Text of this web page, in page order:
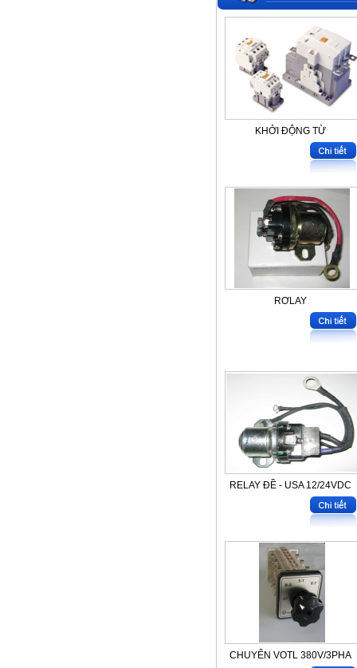
KHỞI ĐỘNG TỪ
RƠLAY
RELAY ĐỀ - USA 12/24VDC
CHUYỂN VOTL 380V/3PHA